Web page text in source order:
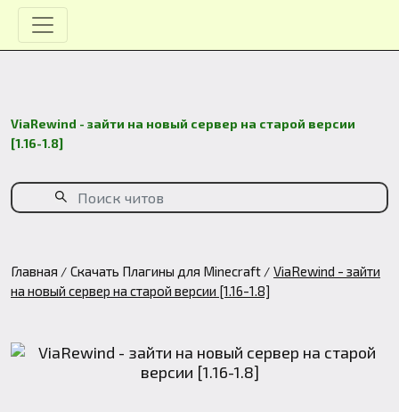
ViaRewind - зайти на новый сервер на старой версии
[1.16-1.8]
Главная Скачать Плагины для Minecraft
ViaRewind - зайти
на новый сервер на старой версии [1.16-1.8]